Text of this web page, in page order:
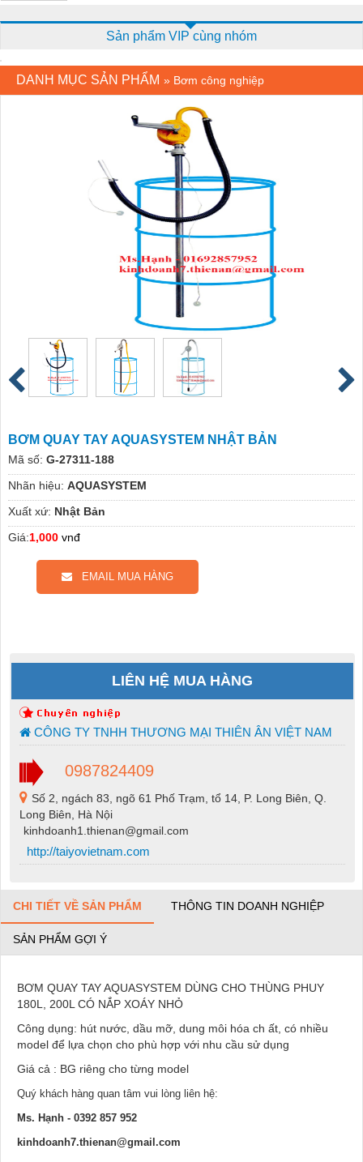
Sản phẩm VIP cùng nhóm
DANH MỤC SẢN PHẨM » Bơm công nghiệp
BƠM QUAY TAY AQUASYSTEM NHẬT BẢN
Mã số: G-27311-188
Nhãn hiệu: AQUASYSTEM
Xuất xứ: Nhật Bản
Giá:1,000 vnđ
EMAIL MUA HÀNG
LIÊN HỆ MUA HÀNG
CÔNG TY TNHH THƯƠNG MẠI THIÊN ÂN VIỆT NAM
0987824409
Số 2, ngách 83, ngõ 61 Phố Trạm, tổ 14, P. Long Biên, Q.
Long Biên, Hà Nội
kinhdoanh1.thienan@gmail.com
http://taiyovietnam.com
CHI TIẾT VỀ SẢN PHẨM THÔNG TIN DOANH NGHIỆP
SẢN PHẨM GỢI Ý
BƠM QUAY TAY AQUASYSTEM DÙNG CHO THÙNG PHUY
180L, 200L CÓ NẮP XOÁY NHỎ
Công dụng: hút nước, dầu mỡ, dung môi hóa ch ất, có nhiều
model để lựa chọn cho phù hợp với nhu cầu sử dụng
Giá cả : BG riêng cho từng model
Quý khách hàng quan tâm vui lòng liên hệ:
Ms. Hạnh - 0392 857 952
kinhdoanh7.thienan@gmail.com